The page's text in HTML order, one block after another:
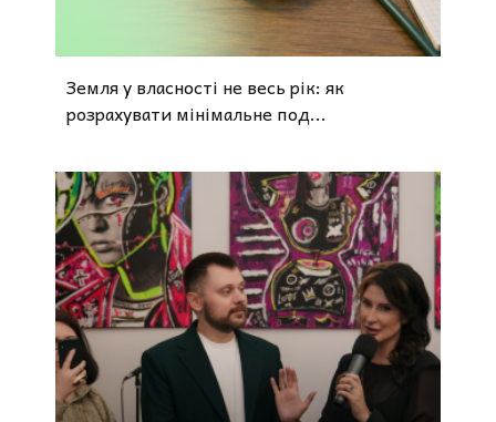
Земля у власності не весь рік: як
розрахувати мінімальне под...